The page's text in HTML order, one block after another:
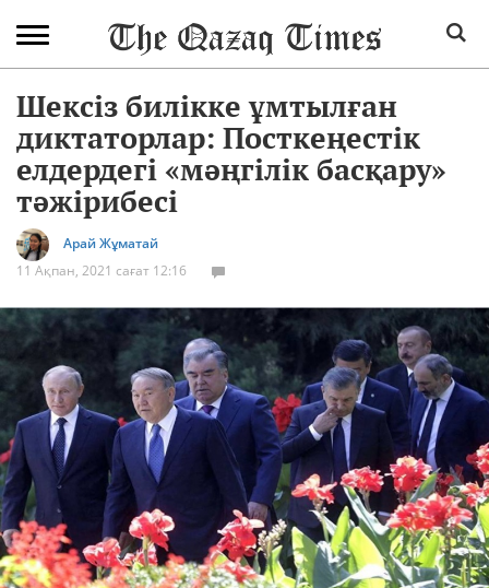
Шексіз билікке ұмтылған
диктаторлар: Посткеңестік
елдердегі «мәңгілік басқару»
тәжірибесі
Арай Жұматай
11 Ақпан, 2021 сағат 12:16